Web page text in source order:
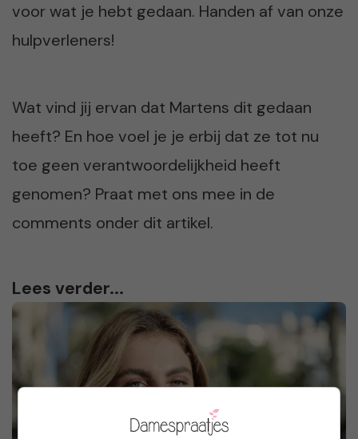
voor wat je hebt gedaan. Handen af van onze
hulpverleners!
Wat vind jij ervan dat Martens dit gedaan
heeft? En hoe voel je je erbij dat ze tot nu
toe geen verantwoordelijkheid heeft
genomen? Praat met ons mee in de
comments onder dit artikel.
Lees verder...